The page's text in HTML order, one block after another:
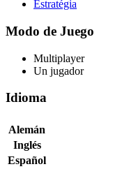
Estratégia
Modo de Juego
Multiplayer
Un jugador
Idioma
Alemán
Inglés
Español